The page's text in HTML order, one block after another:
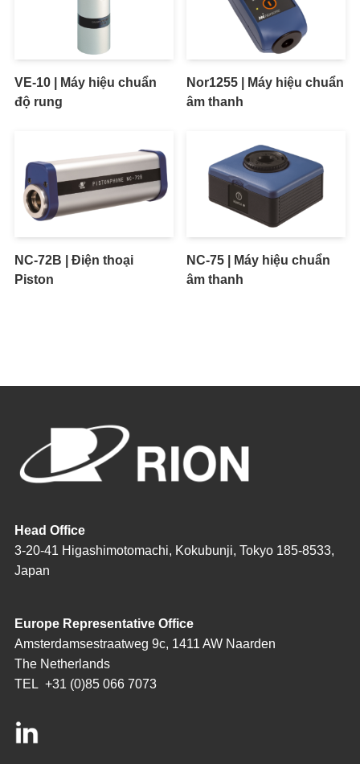
VE-10 | Máy hiệu chuẩn
độ rung
Nor1255 | Máy hiệu chuẩn
âm thanh
NC-72B | Điện thoại
Piston
NC-75 | Máy hiệu chuẩn
âm thanh
Head Office
3-20-41 Higashimotomachi, Kokubunji, Tokyo 185-8533,
Japan
Europe Representative Office
Amsterdamsestraatweg 9c, 1411 AW Naarden
The Netherlands
TEL +31 (0)85 066 7073